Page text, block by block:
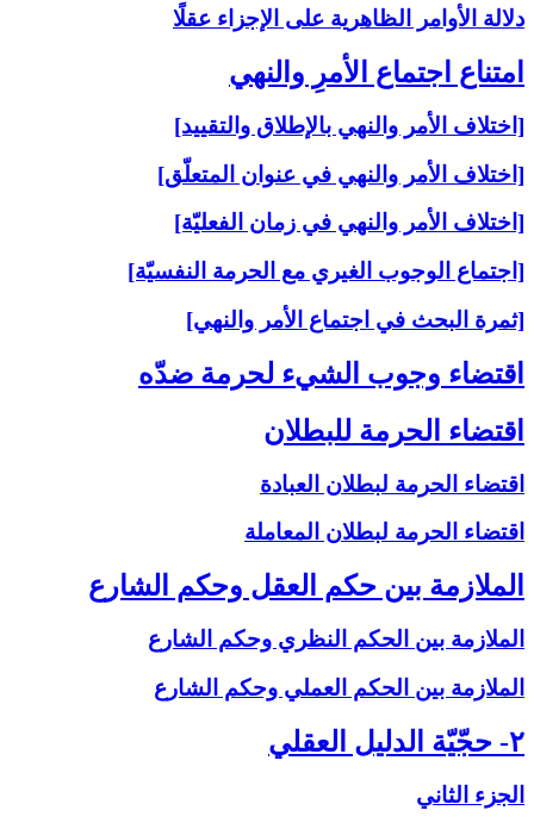
دلالة الأوامر الظاهرية على الإجزاء عقلًا
امتناع اجتماع الأمرِ والنهي‏
[اختلاف الأمر والنهي بالإطلاق والتقييد]
[اختلاف الأمر والنهي في عنوان المتعلّق]
[اختلاف الأمر والنهي في زمان الفعليّة]
[اجتماع الوجوب الغيري مع الحرمة النفسيّة]
[ثمرة البحث في اجتماع الأمر والنهي]
اقتضاء وجوب الشي‏ء لحرمة ضدّه‏
اقتضاء الحرمة للبطلان‏
اقتضاء الحرمة لبطلان العبادة
اقتضاء الحرمة لبطلان المعاملة
الملازمة بين حكم العقل وحكم الشارع‏
الملازمة بين الحكم النظري وحكم الشارع
الملازمة بين الحكم العملي وحكم الشارع
۲- حجّيّة الدليل العقلي‏
الجزء الثاني